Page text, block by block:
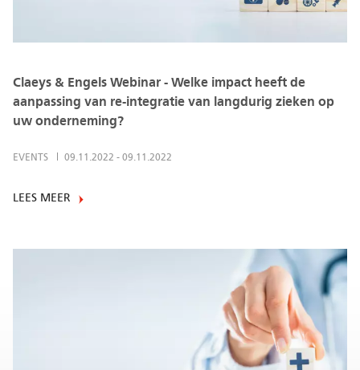
Claeys & Engels Webinar - Welke impact heeft de
aanpassing van re-integratie van langdurig zieken op
uw onderneming?
EVENTS 09.11.2022 - 09.11.2022
LEES MEER